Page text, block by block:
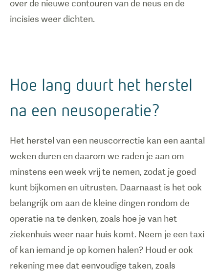
over de nieuwe contouren van de neus en de
incisies weer dichten.
Hoe lang duurt het herstel
na een neusoperatie?
Het herstel van een neuscorrectie kan een aantal
weken duren en daarom we raden je aan om
minstens een week vrij te nemen, zodat je goed
kunt bijkomen en uitrusten. Daarnaast is het ook
belangrijk om aan de kleine dingen rondom de
operatie na te denken, zoals hoe je van het
ziekenhuis weer naar huis komt. Neem je een taxi
of kan iemand je op komen halen? Houd er ook
rekening mee dat eenvoudige taken, zoals